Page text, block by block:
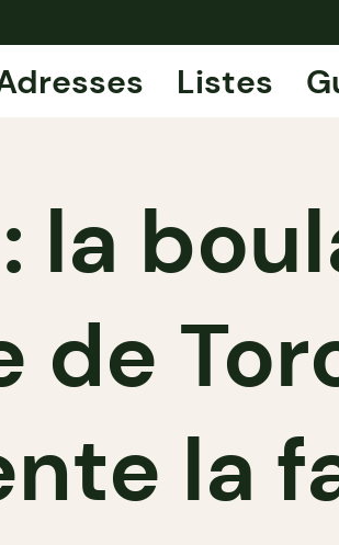
Listes
la
de
la